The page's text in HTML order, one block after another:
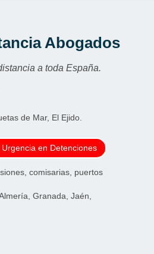
Abogados
a toda España.
de Mar, El Ejido.
en Detenciones
comisarias, puertos
Granada, Jaén,